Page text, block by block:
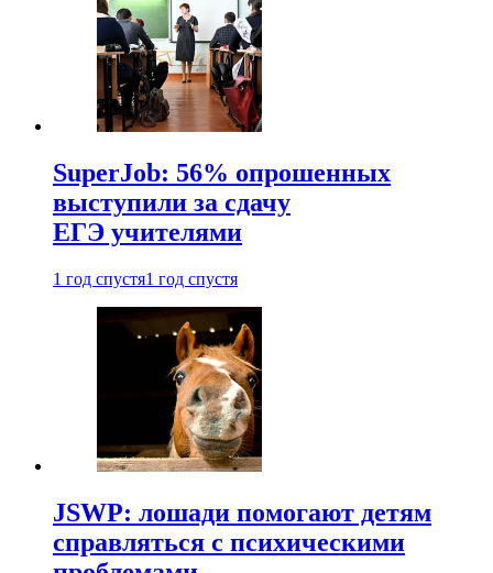
SuperJob: 56% опрошенных
выступили за сдачу
ЕГЭ учителями
1 год спустя1 год спустя
JSWP: лошади помогают детям
справляться с психическими